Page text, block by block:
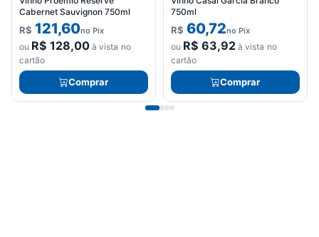
Cabernet Sauvignon 750ml
R$ 121,60no Pix
ou R$ 128,00à vista no
cartão
Comprar
750ml
R$ 60,72no Pix
ou R$ 63,92à vista no
cartão
Comprar